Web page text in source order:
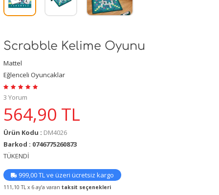
Scrabble Kelime Oyunu
Mattel
Eğlenceli Oyuncaklar
3 Yorum
564,90 TL
Ürün Kodu : DM4026
Barkod : 0746775260873
TÜKENDİ
999,00 TL ve üzeri ücretsiz kargo
111,10 TL x 6 ay’a varan taksit seçenekleri